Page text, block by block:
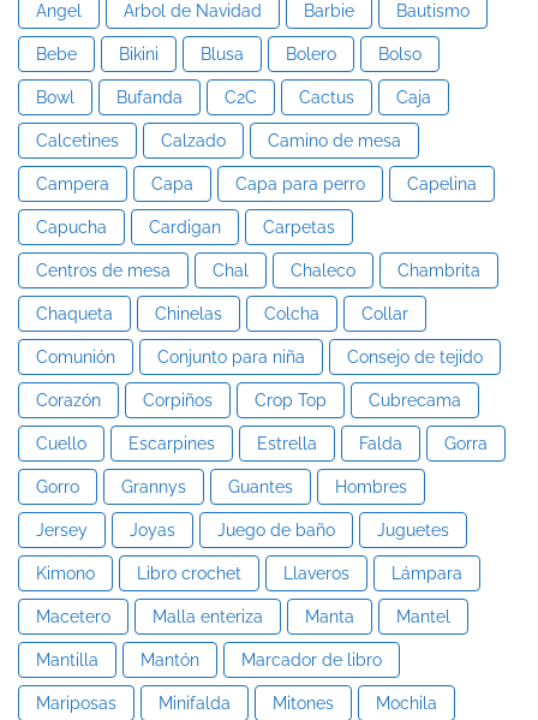
Angel Arbol de Navidad Barbie Bautismo
Bebe Bikini Blusa Bolero Bolso
Bowl Bufanda C2C Cactus Caja
Calcetines Calzado Camino de mesa
Campera Capa Capa para perro Capelina
Capucha Cardigan Carpetas
Centros de mesa Chal Chaleco Chambrita
Chaqueta Chinelas Colcha Collar
Comunión Conjunto para niña Consejo de tejido
Corazón Corpiños Crop Top Cubrecama
Cuello Escarpines Estrella Falda Gorra
Gorro Grannys Guantes Hombres
Jersey Joyas Juego de baño Juguetes
Kimono Libro crochet Llaveros Lámpara
Macetero Malla enteriza Manta Mantel
Mantilla Mantón Marcador de libro
Mariposas Minifalda Mitones Mochila